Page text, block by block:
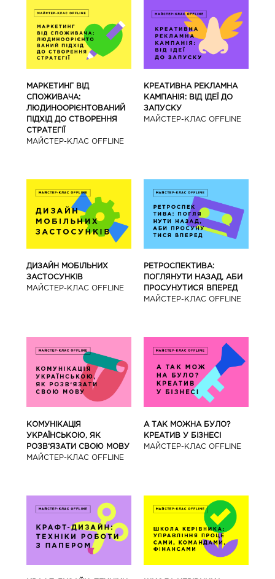
МАРКЕТИНГ ВІД
СПОЖИВАЧА:
ЛЮДИНООРІЄНТОВАНИЙ
ПІДХІД ДО СТВОРЕННЯ
СТРАТЕГІЇ
МАЙCТЕР-КЛАС OFFLINE
КРЕАТИВНА РЕКЛАМНА
КАМПАНІЯ: ВІД ІДЕЇ ДО
ЗАПУСКУ
МАЙCТЕР-КЛАС OFFLINE
ДИЗАЙН МОБІЛЬНИХ
ЗАСТОСУНКІВ
МАЙCТЕР-КЛАС OFFLINE
РЕТРОСПЕКТИВА:
ПОГЛЯНУТИ НАЗАД, АБИ
ПРОСУНУТИСЯ ВПЕРЕД
МАЙCТЕР-КЛАС OFFLINE
КОМУНІКАЦІЯ
УКРАЇНСЬКОЮ, ЯК
РОЗВ‘ЯЗАТИ СВОЮ МОВУ
МАЙCТЕР-КЛАС OFFLINE
А ТАК МОЖНА БУЛО?
КРЕАТИВ У БІЗНЕСІ
МАЙCТЕР-КЛАС OFFLINE